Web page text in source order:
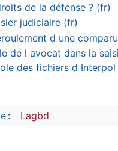
de la défense ? (fr)
judiciaire (fr)
d une
de l avocat dans la
des fichiers d Interpol
: Lagbd